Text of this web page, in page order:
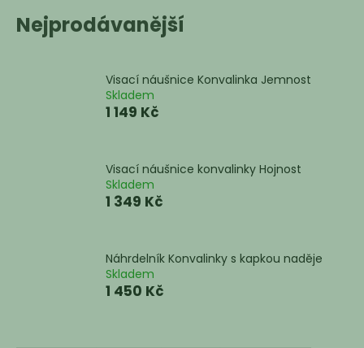
Nejprodávanější
Visací náušnice Konvalinka Jemnost
Skladem
1 149 Kč
Visací náušnice konvalinky Hojnost
Skladem
1 349 Kč
Náhrdelník Konvalinky s kapkou naděje
Skladem
1 450 Kč
j
HLEDAT